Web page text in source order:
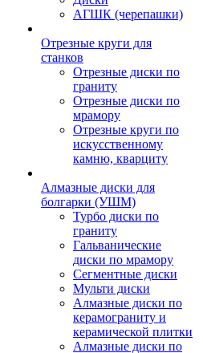
АГШК (черепашки)
Отрезные круги для
станков
Отрезные диски по
граниту
Отрезные диски по
мрамору
Отрезные круги по
искусственному
камню, кварциту
Алмазные диски для
болгарки (УШМ)
Турбо диски по
граниту
Гальванические
диски по мрамору
Сегментные диски
Мульти диски
Алмазные диски по
керамограниту и
керамической плитки
Алмазные диски по